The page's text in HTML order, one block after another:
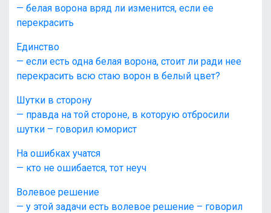
— белая ворона вряд ли изменится, если ее
перекрасить
Единство
— если есть одна белая ворона, стоит ли ради нее
перекрасить всю стаю ворон в белый цвет?
Шутки в сторону
— правда на той стороне, в которую отбросили
шутки – говорил юморист
На ошибках учатся
— кто не ошибается, тот неуч
Волевое решение
— у этой задачи есть волевое решение – говорил